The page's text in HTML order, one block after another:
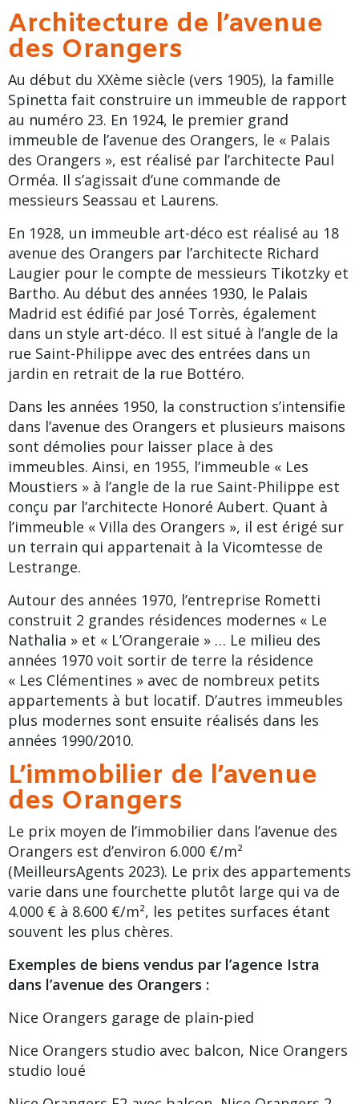
Architecture de l’avenue
des Orangers
Au début du XXème siècle (vers 1905), la famille
Spinetta fait construire un immeuble de rapport
au numéro 23. En 1924, le premier grand
immeuble de l’avenue des Orangers, le « Palais
des Orangers », est réalisé par l’architecte Paul
Orméa. Il s’agissait d’une commande de
messieurs Seassau et Laurens.
En 1928, un immeuble art-déco est réalisé au 18
avenue des Orangers par l’architecte Richard
Laugier pour le compte de messieurs Tikotzky et
Bartho. Au début des années 1930, le Palais
Madrid est édifié par José Torrès, également
dans un style art-déco. Il est situé à l’angle de la
rue Saint-Philippe avec des entrées dans un
jardin en retrait de la rue Bottéro.
Dans les années 1950, la construction s’intensifie
dans l’avenue des Orangers et plusieurs maisons
sont démolies pour laisser place à des
immeubles. Ainsi, en 1955, l’immeuble « Les
Moustiers » à l’angle de la rue Saint-Philippe est
conçu par l’architecte Honoré Aubert. Quant à
l’immeuble « Villa des Orangers », il est érigé sur
un terrain qui appartenait à la Vicomtesse de
Lestrange.
Autour des années 1970, l’entreprise Rometti
construit 2 grandes résidences modernes « Le
Nathalia » et « L’Orangeraie » … Le milieu des
années 1970 voit sortir de terre la résidence
« Les Clémentines » avec de nombreux petits
appartements à but locatif. D’autres immeubles
plus modernes sont ensuite réalisés dans les
années 1990/2010.
L’immobilier de l’avenue
des Orangers
Le prix moyen de l’immobilier dans l’avenue des
Orangers est d’environ 6.000 €/m²
(MeilleursAgents 2023). Le prix des appartements
varie dans une fourchette plutôt large qui va de
4.000 € à 8.600 €/m², les petites surfaces étant
souvent les plus chères.
Exemples de biens vendus par l’agence Istra
dans l’avenue des Orangers :
Nice Orangers garage de plain-pied
Nice Orangers studio avec balcon, Nice Orangers
studio loué